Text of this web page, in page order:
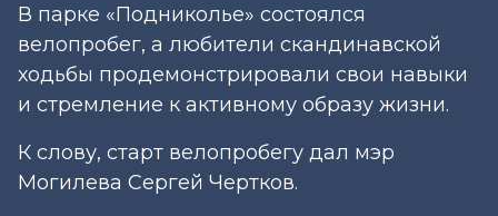
В парке «Подниколье» состоялся
велопробег, а любители скандинавской
ходьбы продемонстрировали свои навыки
и стремление к активному образу жизни.
К слову, старт велопробегу дал мэр
Могилева Сергей Чертков.